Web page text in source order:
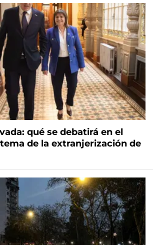
qué se debatirá en el
de la extranjerización de